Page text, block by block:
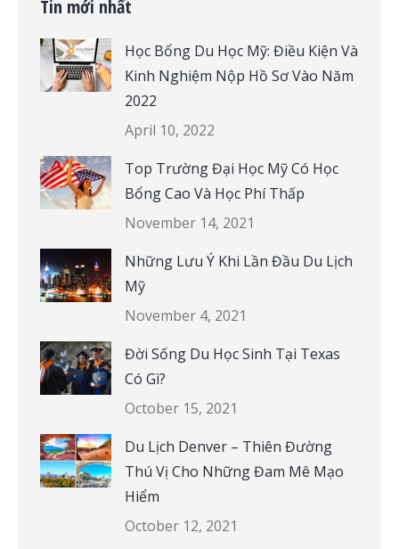
Tin mới nhất
Học Bổng Du Học Mỹ: Điều Kiện Và
Kinh Nghiệm Nộp Hồ Sơ Vào Năm
2022
April 10, 2022
Top Trường Đại Học Mỹ Có Học
Bổng Cao Và Học Phí Thấp
November 14, 2021
Những Lưu Ý Khi Lần Đầu Du Lịch
Mỹ
November 4, 2021
Đời Sống Du Học Sinh Tại Texas
Có Gì?
October 15, 2021
Du Lịch Denver – Thiên Đường
Thú Vị Cho Những Đam Mê Mạo
Hiểm
October 12, 2021